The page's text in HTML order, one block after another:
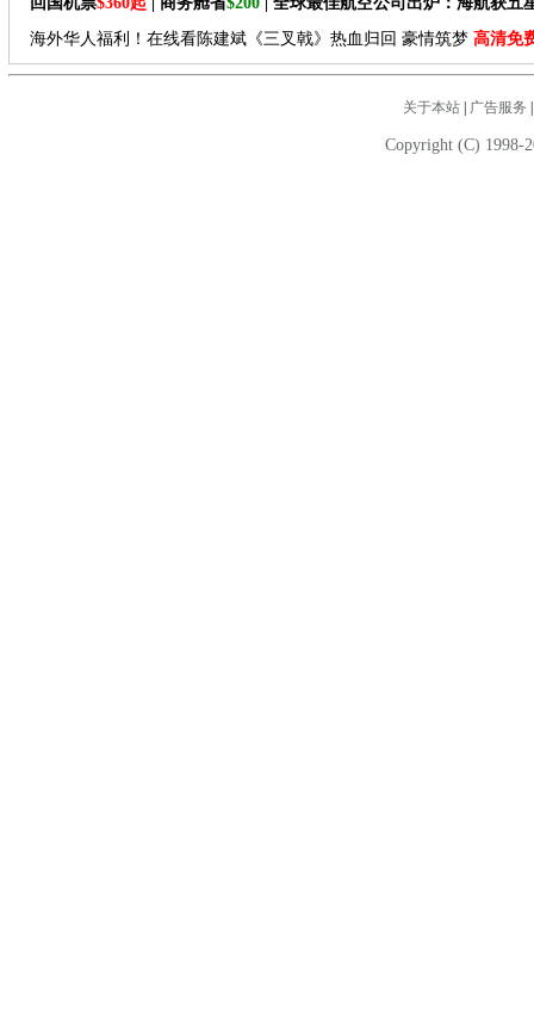
海外华人福利！在线看陈建斌《三叉戟》热血归回 豪情筑梦 高清免
关于本站| 广告服务
Copyright (C) 1998-